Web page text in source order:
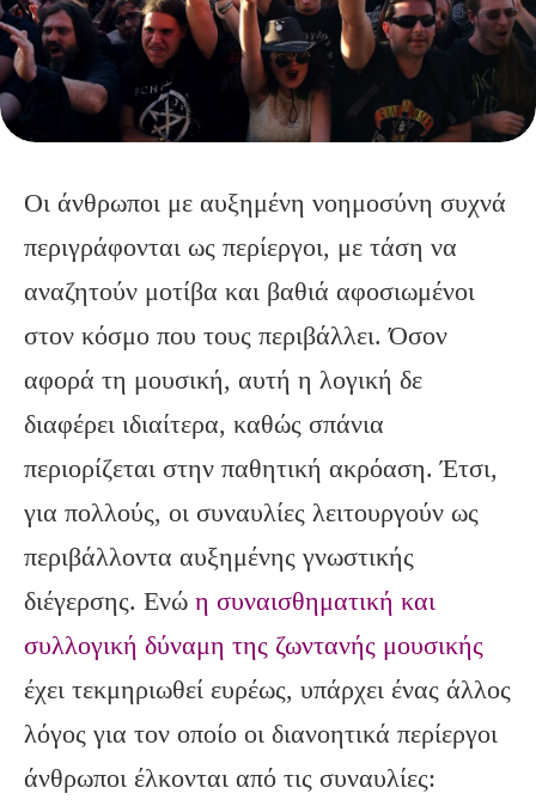
Οι άνθρωποι με αυξημένη νοημοσύνη συχνά
περιγράφονται ως περίεργοι, με τάση να
αναζητούν μοτίβα και βαθιά αφοσιωμένοι
στον κόσμο που τους περιβάλλει. Όσον
αφορά τη μουσική, αυτή η λογική δε
διαφέρει ιδιαίτερα, καθώς σπάνια
περιορίζεται στην παθητική ακρόαση. Έτσι,
για πολλούς, οι συναυλίες λειτουργούν ως
περιβάλλοντα αυξημένης γνωστικής
διέγερσης. Ενώ η συναισθηματική και
συλλογική δύναμη της ζωντανής μουσικής
έχει τεκμηριωθεί ευρέως, υπάρχει ένας άλλος
λόγος για τον οποίο οι διανοητικά περίεργοι
άνθρωποι έλκονται από τις συναυλίες: